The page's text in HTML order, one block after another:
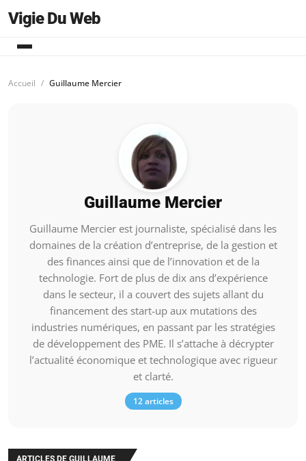
Vigie Du Web
Accueil Guillaume Mercier
Guillaume Mercier
Guillaume Mercier est journaliste, spécialisé dans les
domaines de la création d’entreprise, de la gestion et
des finances ainsi que de l’innovation et de la
technologie. Fort de plus de dix ans d’expérience
dans le secteur, il a couvert des sujets allant du
financement des start-up aux mutations des
industries numériques, en passant par les stratégies
de développement des PME. Il s’attache à décrypter
l’actualité économique et technologique avec rigueur
et clarté.
12 articles
ARTICLES DE GUILLAUME